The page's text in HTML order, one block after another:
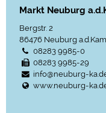
Markt Neuburg
Bergstr. 2
86476 Neuburg
08283 9985-0
08283 9985-29
info@neuburg-
www.neuburg-